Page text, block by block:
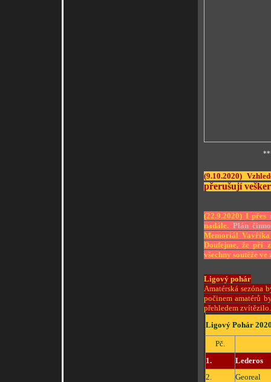
(9.10.2020)
přerušují
(22.9.2020) I
nadále. Plán
Memoriál
Doufejme, že při
všechny soutěže
Ligový pohár
Amatérská sezóna
počinem amatérů
přehledem
Ligový Pohár
Pč.
1.
Lederos
2.
Georeal